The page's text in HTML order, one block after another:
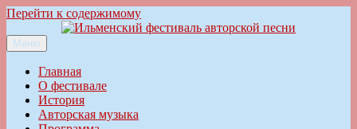
Перейти к содержимому
Ильменский фестиваль авторской песни
Меню
Главная
О фестивале
История
Авторская музыка